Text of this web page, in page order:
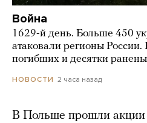
Война
1629-й день. Больше 450
атаковали регионы
погибших и десятки
НОВОСТИ 2 часа назад
В Польше прошли акции